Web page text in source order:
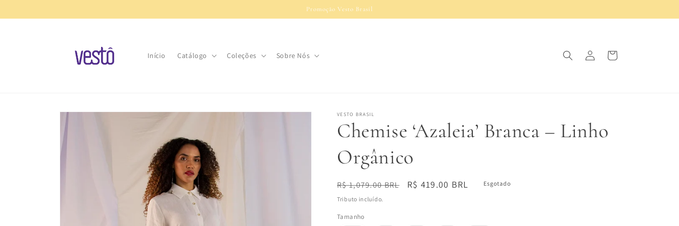
conteúdo
Promoção Vesto Brasil
Início Catálogo Coleções Sobre Nós
Fazer
login
Carrinho
VESTO BRASIL
Chemise ‘Azaleia’ Branca – Linho
Orgânico
Preço
normal
R$ 1,079.00 BRL
Preço
R$ 419.00 BRL Esgotado
Tributo incluído.
Tamanho